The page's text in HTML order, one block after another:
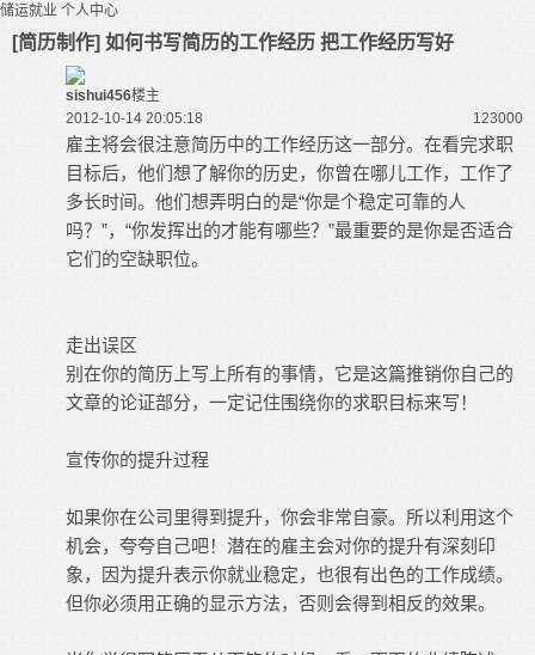
储运就业 个人中心
[简历制作] 如何书写简历的工作经历 把工作经历写好
sishui456楼主
2012-10-14 20:05:18
123000
雇主将会很注意简历中的工作经历这一部分。在看完求职
目标后，他们想了解你的历史，你曾在哪儿工作，工作了
多长时间。他们想弄明白的是“你是个稳定可靠的人
吗？”，“你发挥出的才能有哪些？”最重要的是你是否适合
它们的空缺职位。
走出误区
别在你的简历上写上所有的事情，它是这篇推销你自己的
文章的论证部分，一定记住围绕你的求职目标来写！
宣传你的提升过程
如果你在公司里得到提升，你会非常自豪。所以利用这个
机会，夸夸自己吧！潜在的雇主会对你的提升有深刻印
象，因为提升表示你就业稳定，也很有出色的工作成绩。
但你必须用正确的显示方法，否则会得到相反的效果。